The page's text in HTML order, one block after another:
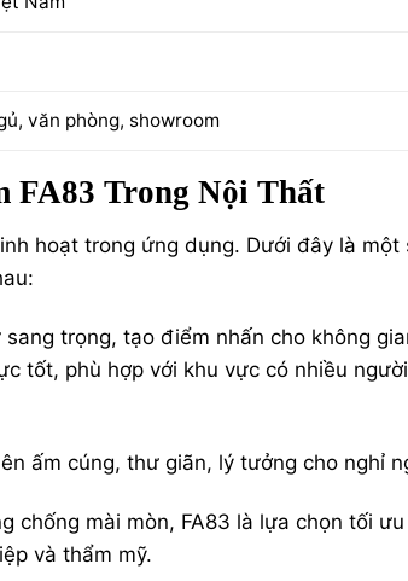
văn phòng, showroom
FA83 Trong Nội Thất
hoạt trong ứng dụng. Dưới đây là một
trọng, tạo điểm nhấn cho không
tốt, phù hợp với khu vực có nhiều
ấm cúng, thư giãn, lý tưởng cho nghỉ
chống mài mòn, FA83 là lựa chọn tối
và thẩm mỹ.